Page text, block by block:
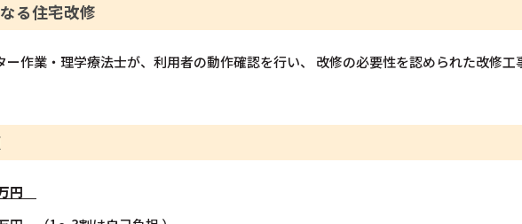
る住宅改修
ー作業・理学療法士が、利用者の動作確認を行い、 改修の必要性を認められた改修工
円